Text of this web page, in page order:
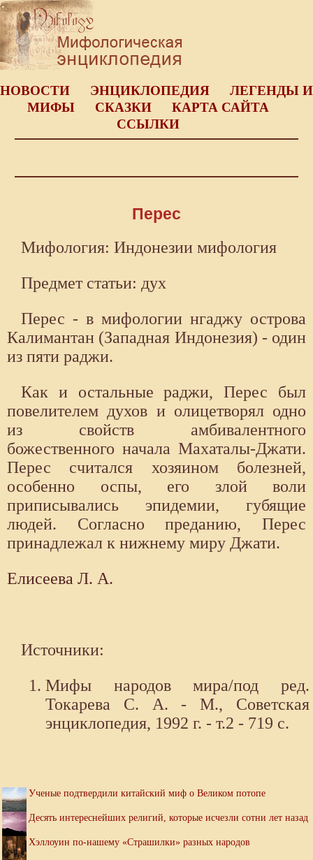
НОВОСТИ ЭНЦИКЛОПЕДИЯ
ЛЕГЕНДЫ И
МИФЫ
СКАЗКИ
КАРТА САЙТА
ССЫЛКИ
Перес
Мифология: Индонезии мифология
Предмет статьи: дух
Перес - в мифологии нгаджу острова
Калимантан (Западная Индонезия) - один
из пяти раджи.
Как и остальные раджи, Перес был
повелителем духов и олицетворял одно
из свойств амбивалентного
божественного начала Махаталы-Джати.
Перес считался хозяином болезней,
особенно оспы, его злой воли
приписывались эпидемии, губящие
людей. Согласно преданию, Перес
принадлежал к нижнему миру Джати.
Елисеева Л. А.
Источники:
Мифы народов мира/под ред.
Токарева С. А. - М., Советская
энциклопедия, 1992 г. - т.2 - 719 с.
Ученые подтвердили китайский миф о Великом потопе
Десять интереснейших религий, которые исчезли сотни лет назад
Хэллоуин по-нашему «Страшилки» разных народов